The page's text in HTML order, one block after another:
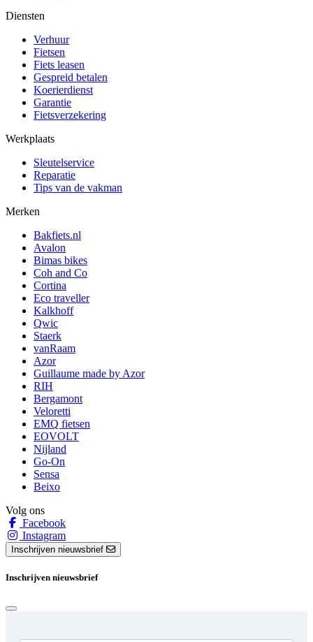
Diensten
Verhuur
Fietsen
Fiets leasen
Gespreid betalen
Koerierdienst
Garantie
Fietsverzekering
Werkplaats
Sleutelservice
Reparatie
Tips van de vakman
Merken
Bakfiets.nl
Avalon
Bimas bikes
Coh and Co
Cortina
Eco traveller
Kalkhoff
Qwic
Staerk
vanRaam
Azor
Guillaume made by Azor
RIH
Bergamont
Veloretti
EMQ fietsen
EOVOLT
Nijland
Go-On
Sensa
Beixo
Volg ons
Facebook
Instagram
Inschrijven nieuwsbrief
Inschrijven nieuwsbrief